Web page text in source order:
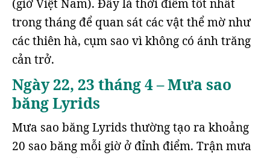
(giờ Việt Nam). Đây là thời điểm tốt nhất
trong tháng để quan sát các vật thể mờ như
các thiên hà, cụm sao vì không có ánh trăng
cản trở.
Ngày 22, 23 tháng 4 – Mưa sao
băng Lyrids
Mưa sao băng Lyrids thường tạo ra khoảng
20 sao băng mỗi giờ ở đỉnh điểm. Trận mưa